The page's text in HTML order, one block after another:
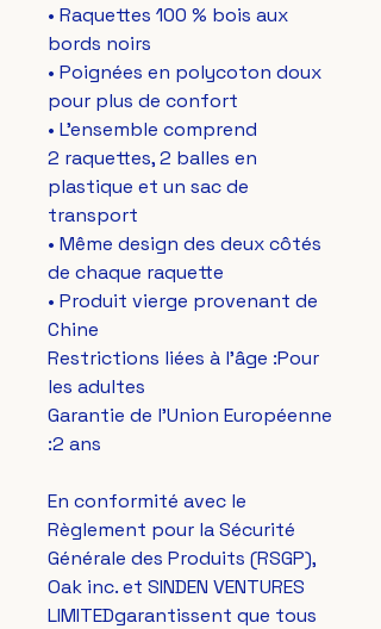
• Raquettes 100 % bois aux
bords noirs
• Poignées en polycoton doux
pour plus de confort
• L'ensemble comprend
2 raquettes, 2 balles en
plastique et un sac de
transport
• Même design des deux côtés
de chaque raquette
• Produit vierge provenant de
Chine
Restrictions liées à l'âge :Pour
les adultes
Garantie de l'Union Européenne
:2 ans
En conformité avec le
Règlement pour la Sécurité
Oak inc. et SINDEN VENTURES
LIMITEDgarantissent que tous